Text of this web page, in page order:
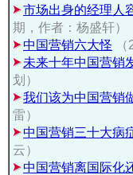
市场出身的经理人
期，作者：杨盛轩）
中国营销六大怪
未来十年中国营销
划）
我们该为中国营销
雷）
中国营销三十大病
云）
中国营销离国际化